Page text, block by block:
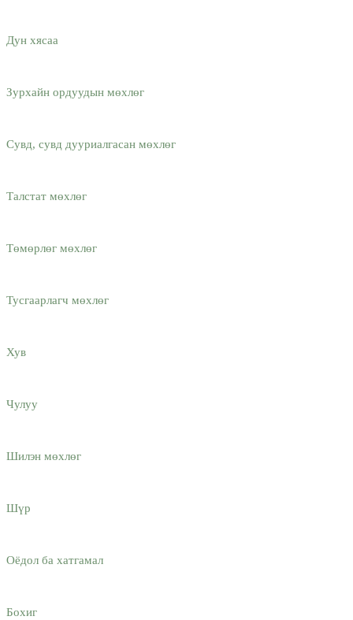
Дун хясаа
Зурхайн ордуудын мөхлөг
Сувд, сувд дууриалгасан мөхлөг
Талстат мөхлөг
Төмөрлөг мөхлөг
Тусгаарлагч мөхлөг
Хув
Чулуу
Шилэн мөхлөг
Шүр
Оёдол ба хатгамал
Бохиг